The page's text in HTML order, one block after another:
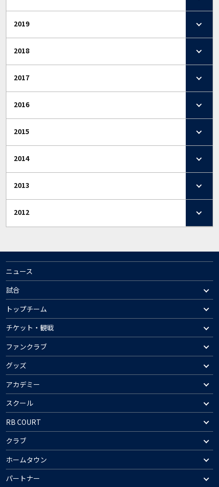
2019
2018
2017
2016
2015
2014
2013
2012
ニュース
試合
トップチーム
チケット・観戦
ファンクラブ
グッズ
アカデミー
スクール
RB COURT
クラブ
ホームタウン
パートナー